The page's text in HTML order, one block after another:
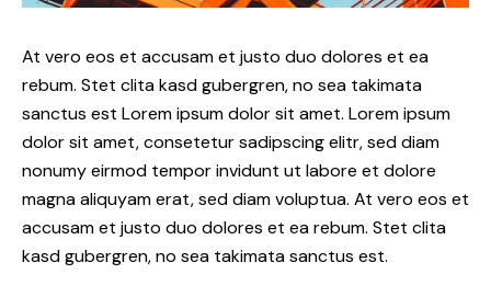
At vero eos et accusam et justo duo dolores et ea
rebum. Stet clita kasd gubergren, no sea takimata
sanctus est Lorem ipsum dolor sit amet. Lorem ipsum
dolor sit amet, consetetur sadipscing elitr, sed diam
nonumy eirmod tempor invidunt ut labore et dolore
magna aliquyam erat, sed diam voluptua. At vero eos et
accusam et justo duo dolores et ea rebum. Stet clita
kasd gubergren, no sea takimata sanctus est.